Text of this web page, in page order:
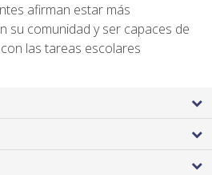
afirman estar más
su comunidad y ser capaces de
las tareas escolares